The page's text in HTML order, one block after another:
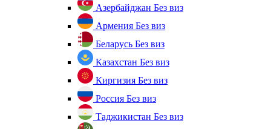
Азербайджан Без виз
Армения Без виз
Беларусь Без виз
Казахстан Без виз
Киргизия Без виз
Россия Без виз
Таджикистан Без виз